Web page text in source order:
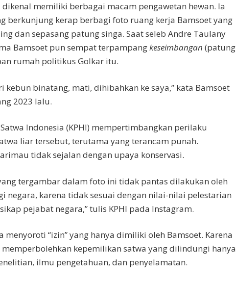
memiliki berbagai macam pengawetan hewan. Ia
berkunjung kerap berbagi foto ruang kerja Bamsoet yang
dan sepasang patung singa. Saat seleb Andre Taulany
Bamsoet pun sempat terpampangkeseimbangan (patung
rumah politikus Golkar itu.
kebun binatang, mati, dihibahkan ke saya,” kata Bamsoet
2023 lalu.
Indonesia (KPHI) mempertimbangkan perilaku
liar tersebut, terutama yang terancam punah.
tidak sejalan dengan upaya konservasi.
tergambar dalam foto ini tidak pantas dilakukan oleh
negara, karena tidak sesuai dengan nilai-nilai pelestarian
pejabat negara,” tulis KPHI pada Instagram.
menyoroti “izin” yang hanya dimiliki oleh Bamsoet. Karena
memperbolehkan kepemilikan satwa yang dilindungi hanya
ilmu pengetahuan, dan penyelamatan.